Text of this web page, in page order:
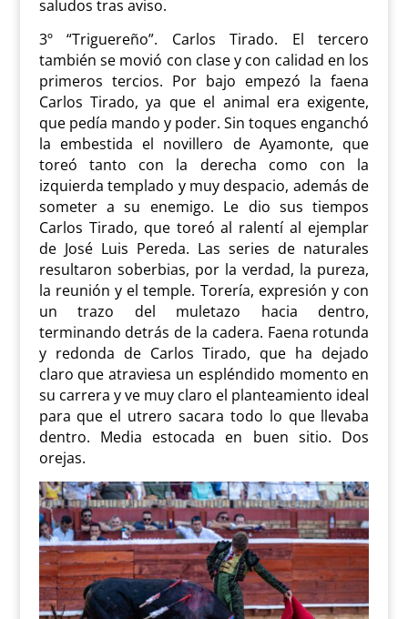
saludos tras aviso.
3º “Triguereño”. Carlos Tirado. El tercero
también se movió con clase y con calidad en los
primeros tercios. Por bajo empezó la faena
Carlos Tirado, ya que el animal era exigente,
que pedía mando y poder. Sin toques enganchó
la embestida el novillero de Ayamonte, que
toreó tanto con la derecha como con la
izquierda templado y muy despacio, además de
someter a su enemigo. Le dio sus tiempos
Carlos Tirado, que toreó al ralentí al ejemplar
de José Luis Pereda. Las series de naturales
resultaron soberbias, por la verdad, la pureza,
la reunión y el temple. Torería, expresión y con
un trazo del muletazo hacia dentro,
terminando detrás de la cadera. Faena rotunda
y redonda de Carlos Tirado, que ha dejado
claro que atraviesa un espléndido momento en
su carrera y ve muy claro el planteamiento ideal
para que el utrero sacara todo lo que llevaba
dentro. Media estocada en buen sitio. Dos
orejas.